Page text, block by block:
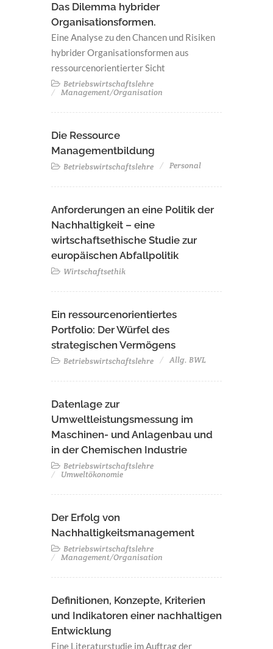
Das Dilemma hybrider
Organisationsformen.
Eine Analyse zu den Chancen und Risiken
hybrider Organisationsformen aus
ressourcenorientierter Sicht
Betriebswirtschaftslehre
Management/Organisation
Die Ressource
Managementbildung
Betriebswirtschaftslehre Personal
Anforderungen an eine Politik der
Nachhaltigkeit – eine
wirtschaftsethische Studie zur
europäischen Abfallpolitik
Wirtschaftsethik
Ein ressourcenorientiertes
Portfolio: Der Würfel des
strategischen Vermögens
Betriebswirtschaftslehre Allg. BWL
Datenlage zur
Umweltleistungsmessung im
Maschinen- und Anlagenbau und
in der Chemischen Industrie
Betriebswirtschaftslehre
Umweltökonomie
Der Erfolg von
Nachhaltigkeitsmanagement
Betriebswirtschaftslehre
Management/Organisation
Definitionen, Konzepte, Kriterien
und Indikatoren einer nachhaltigen
Entwicklung
Eine Literaturstudie im Auftrag der